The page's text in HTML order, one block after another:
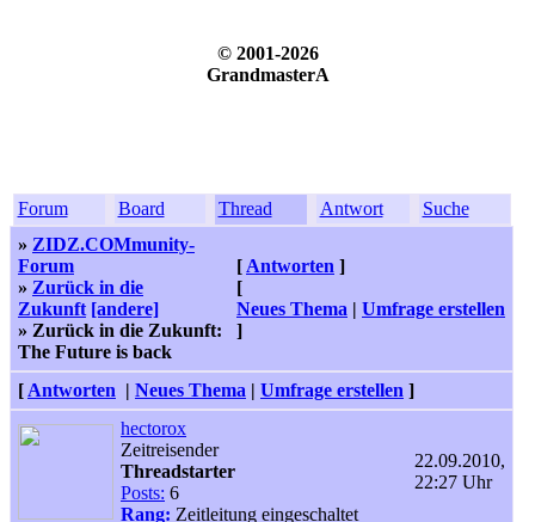
© 2001-2026
GrandmasterA
Forum Board Thread Antwort
Suche
» ZIDZ.COMmunity-
Forum
» Zurück in die
Zukunft [andere]
» Zurück in die Zukunft:
The Future is back
[ Antworten ]
[
Neues Thema | Umfrage erstellen
]
[ Antworten | Neues Thema | Umfrage erstellen ]
hectorox
Zeitreisender
Threadstarter
Posts: 6
Rang: Zeitleitung eingeschaltet
22.09.2010,
22:27 Uhr